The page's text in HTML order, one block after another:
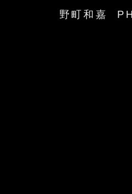
野町和嘉